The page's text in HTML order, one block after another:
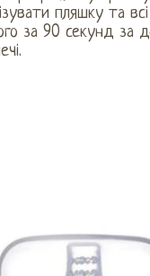
пляшку та всі
за 90 секунд за